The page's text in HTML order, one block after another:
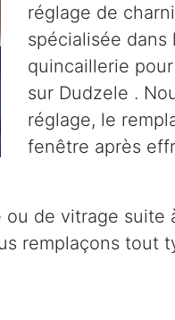
réglage de
spécialisée
quincaillerie
sur Dudzele .
réglage, le
fenêtre après
de vitrage
remplaçons tout